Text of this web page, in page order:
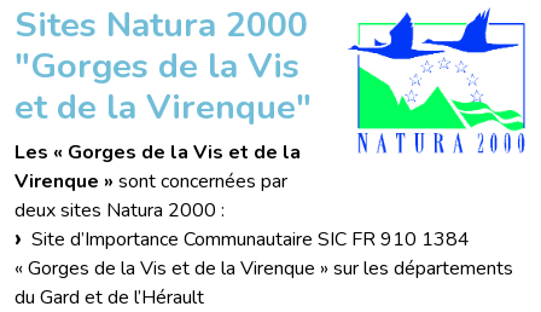
Sites Natura 2000
"Gorges de la Vis
et de la Virenque"
Les « Gorges de la Vis et de la
Virenque » sont concernées par
deux sites Natura 2000 :
Site d’Importance Communautaire SIC FR 910 1384
« Gorges de la Vis et de la Virenque » sur les départements
du Gard et de l’Hérault